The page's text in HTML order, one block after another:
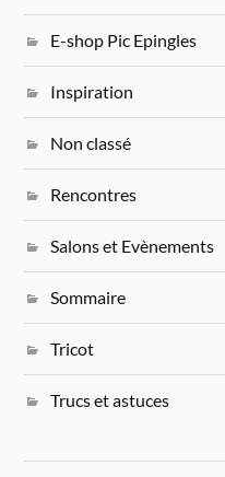
E-shop Pic Epingles
Inspiration
Non classé
Rencontres
Salons et Evènements
Sommaire
Tricot
Trucs et astuces